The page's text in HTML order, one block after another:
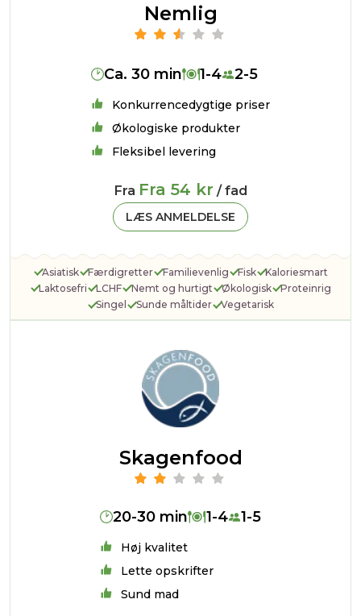
Nemlig
Ca. 30 min 1-4 2-5
Konkurrencedygtige priser
Økologiske produkter
Fleksibel levering
Fra Fra 54 kr / fad
LÆS ANMELDELSE
Asiatisk Færdigretter Familievenlig Fisk
Kaloriesmart
Laktosefri
LCHF Nemt og hurtigt Økologisk
Proteinrig
Singel
Sunde måltider Vegetarisk
Skagenfood
20-30 min 1-4 1-5
Høj kvalitet
Lette opskrifter
Sund mad